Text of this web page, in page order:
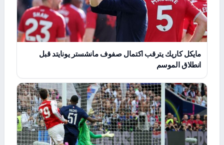
مايكل كاريك يترقب اكتمال صفوف مانشستر يونايتد قبل
انطلاق الموسم